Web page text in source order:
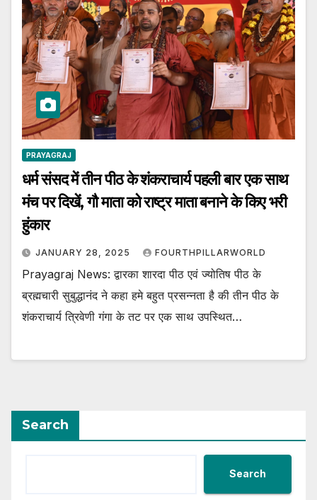
PRAYAGRAJ
धर्म संसद में तीन पीठ के शंकराचार्य पहली बार एक साथ
मंच पर दिखें, गौ माता को राष्ट्र माता बनाने के किए भरी
हुंकार
JANUARY 28, 2025 FOURTHPILLARWORLD
Prayagraj News: द्वारका शारदा पीठ एवं ज्योतिष पीठ के
ब्रह्मचारी सुबुद्धानंद ने कहा हमे बहुत प्रसन्नता है की तीन पीठ के
शंकराचार्य त्रिवेणी गंगा के तट पर एक साथ उपस्थित…
Search
Search